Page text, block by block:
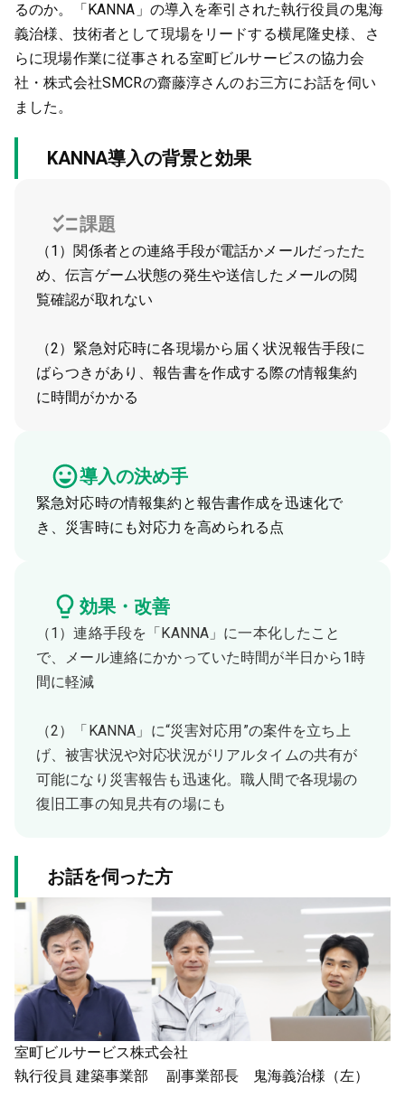
るのか。「KANNA」の導入を牽引された執行役員の鬼海
義治様、技術者として現場をリードする横尾隆史様、さ
らに現場作業に従事される室町ビルサービスの協力会
社・株式会社SMCRの齋藤淳さんのお三方にお話を伺い
ました。
KANNA導入の背景と効果
課題
（1）関係者との連絡手段が電話かメールだったた
め、伝言ゲーム状態の発生や送信したメールの閲
覧確認が取れない
（2）緊急対応時に各現場から届く状況報告手段に
ばらつきがあり、報告書を作成する際の情報集約
に時間がかかる
導入の決め手
緊急対応時の情報集約と報告書作成を迅速化で
き、災害時にも対応力を高められる点
効果・改善
（1）連絡手段を「KANNA」に一本化したこと
で、メール連絡にかかっていた時間が半日から1時
間に軽減
（2）「KANNA」に“災害対応用”の案件を立ち上
げ、被害状況や対応状況がリアルタイムの共有が
可能になり災害報告も迅速化。職人間で各現場の
復旧工事の知見共有の場にも
お話を伺った方
室町ビルサービス株式会社
執行役員 建築事業部 副事業部長 鬼海義治様（左）